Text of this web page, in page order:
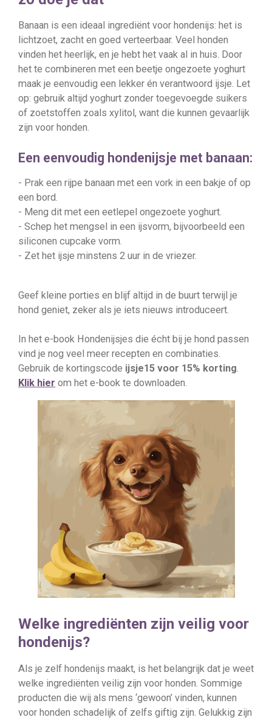
Banaan is een ideaal ingrediënt voor hondenijs: het is
lichtzoet, zacht en goed verteerbaar. Veel honden
vinden het heerlijk, en je hebt het vaak al in huis. Door
het te combineren met een beetje ongezoete yoghurt
maak je eenvoudig een lekker én verantwoord ijsje. Let
op: gebruik altijd yoghurt zonder toegevoegde suikers
of zoetstoffen zoals xylitol, want die kunnen gevaarlijk
zijn voor honden.
Een eenvoudig hondenijsje met banaan:
- Prak een rijpe banaan met een vork in een bakje of op
een bord.
- Meng dit met een eetlepel ongezoete yoghurt.
- Schep het mengsel in een ijsvorm, bijvoorbeeld een
siliconen cupcake vorm.
- Zet het ijsje minstens 2 uur in de vriezer.
Geef kleine porties en blijf altijd in de buurt terwijl je
hond geniet, zeker als je iets nieuws introduceert.
In het e-book Hondenijsjes die écht bij je hond passen
vind je nog veel meer recepten en combinaties.
Gebruik de kortingscode ijsje15 voor 15% korting
Klik hier om het e-book te downloaden.
Welke ingrediënten zijn veilig voor
hondenijs?
Als je zelf hondenijs maakt, is het belangrijk dat je weet
welke ingrediënten veilig zijn voor honden. Sommige
producten die wij als mens ‘gewoon’ vinden, kunnen
voor honden schadelijk of zelfs giftig zijn. Gelukkig zijn